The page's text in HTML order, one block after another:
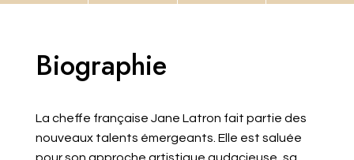
Biographie
La cheffe française Jane Latron fait partie des
nouveaux talents émergeants. Elle est saluée
pour son approche artistique audacieuse, sa